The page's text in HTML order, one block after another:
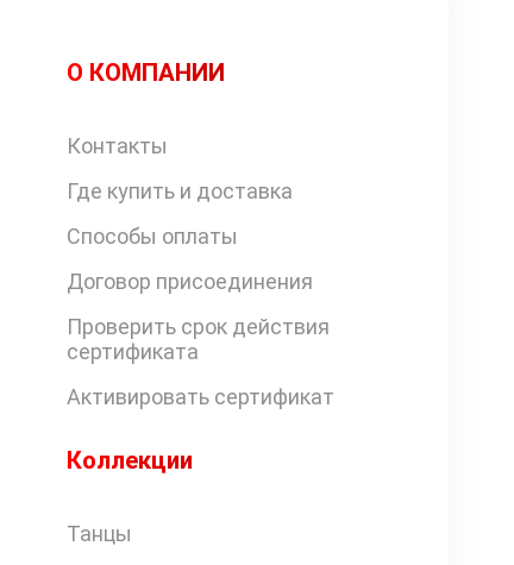
О КОМПАНИИ
Контакты
Где купить и доставка
Способы оплаты
Договор присоединения
Проверить срок действия
сертификата
Активировать сертификат
Коллекции
Танцы